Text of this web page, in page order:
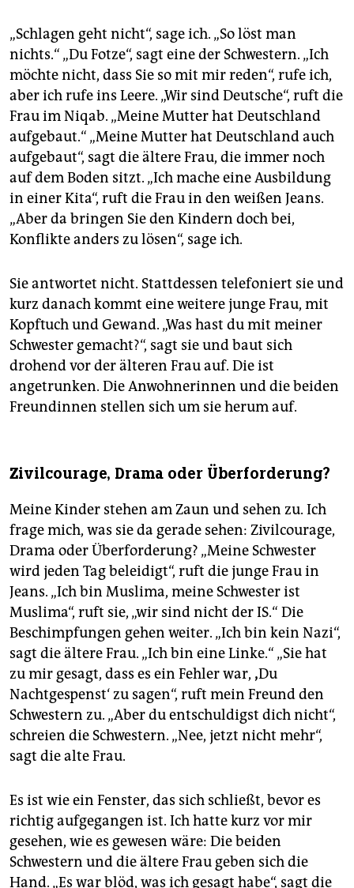
„Schlagen geht nicht“, sage ich. „So löst man
nichts.“ „Du Fotze“, sagt eine der Schwestern. „Ich
möchte nicht, dass Sie so mit mir reden“, rufe ich,
aber ich rufe ins Leere. „Wir sind Deutsche“, ruft die
Frau im Niqab. „Meine Mutter hat Deutschland
aufgebaut.“ „Meine Mutter hat Deutschland auch
aufgebaut“, sagt die ältere Frau, die immer noch
auf dem Boden sitzt. „Ich mache eine Ausbildung
in einer Kita“, ruft die Frau in den weißen Jeans.
„Aber da bringen Sie den Kindern doch bei,
Konflikte anders zu lösen“, sage ich.
Sie antwortet nicht. Stattdessen telefoniert sie und
kurz danach kommt eine weitere junge Frau, mit
Kopftuch und Gewand. „Was hast du mit meiner
Schwester gemacht?“, sagt sie und baut sich
drohend vor der älteren Frau auf. Die ist
angetrunken. Die Anwohnerinnen und die beiden
Freundinnen stellen sich um sie herum auf.
Zivilcourage, Drama oder Überforderung?
Meine Kinder stehen am Zaun und sehen zu. Ich
frage mich, was sie da gerade sehen: Zivilcourage,
Drama oder Überforderung? „Meine Schwester
wird jeden Tag beleidigt“, ruft die junge Frau in
Jeans. „Ich bin Muslima, meine Schwester ist
Muslima“, ruft sie, „wir sind nicht der IS.“ Die
Beschimpfungen gehen weiter. „Ich bin kein Nazi“,
sagt die ältere Frau. „Ich bin eine Linke.“ „Sie hat
zu mir gesagt, dass es ein Fehler war, ‚Du
Nachtgespenst‘ zu sagen“, ruft mein Freund den
Schwestern zu. „Aber du entschuldigst dich nicht“,
schreien die Schwestern. „Nee, jetzt nicht mehr“,
sagt die alte Frau.
Es ist wie ein Fenster, das sich schließt, bevor es
richtig aufgegangen ist. Ich hatte kurz vor mir
gesehen, wie es gewesen wäre: Die beiden
Schwestern und die ältere Frau geben sich die
Hand. „Es war blöd, was ich gesagt habe“, sagt die